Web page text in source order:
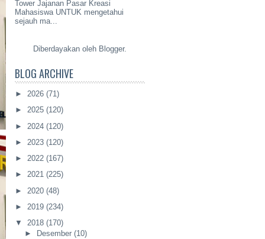
Tower Jajanan Pasar Kreasi
Mahasiswa UNTUK mengetahui
sejauh ma...
Diberdayakan oleh Blogger.
BLOG ARCHIVE
► 2026 (71)
► 2025 (120)
► 2024 (120)
► 2023 (120)
► 2022 (167)
► 2021 (225)
► 2020 (48)
► 2019 (234)
▼ 2018 (170)
►
Desember (10)